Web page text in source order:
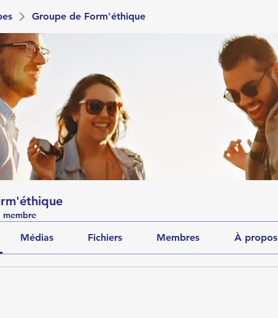
Groupe de Form'éthique
membre
Médias Fichiers Membres À propos